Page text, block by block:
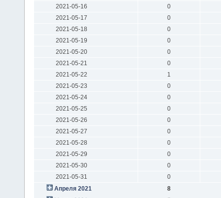
2021-05-16
0
2021-05-17
0
2021-05-18
0
2021-05-19
0
2021-05-20
0
2021-05-21
0
2021-05-22
1
2021-05-23
0
2021-05-24
0
2021-05-25
0
2021-05-26
0
2021-05-27
0
2021-05-28
0
2021-05-29
0
2021-05-30
0
2021-05-31
0
Апреля 2021
8